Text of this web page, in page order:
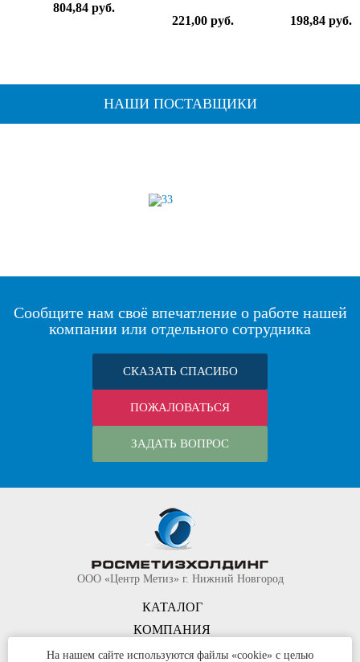
804,84 руб.
221,00 руб. 198,84 руб.
НАШИ ПОСТАВЩИКИ
Сообщите нам своё впечатление о работе нашей
компании или отдельного сотрудника
СКАЗАТЬ СПАСИБО
ПОЖАЛОВАТЬСЯ
ЗАДАТЬ ВОПРОС
КОМПАНИЯ
ООО «Центр Метиз» г. Нижний Новгород
КАТАЛОГ
КОНТАКТЫ
На нашем сайте используются файлы «cookie» с целью